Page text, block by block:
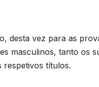
desta vez para as
masculinos, tanto os
respetivos títulos.